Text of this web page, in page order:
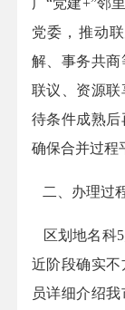
广“党建+”邻
党委，推动
解、事务共
联议、资源联
待条件成熟后
确保合并过程
二、办理过
区划地名科5
近阶段确实
员详细介绍我